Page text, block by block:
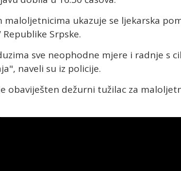
maloljetnicima ukazuje se ljekarska
Srpske.
sve neophodne mjere i radnje s
naveli su iz policije.
obaviješten dežurni tužilac za